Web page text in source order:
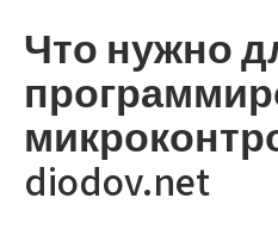
Что нужно
diodov.net